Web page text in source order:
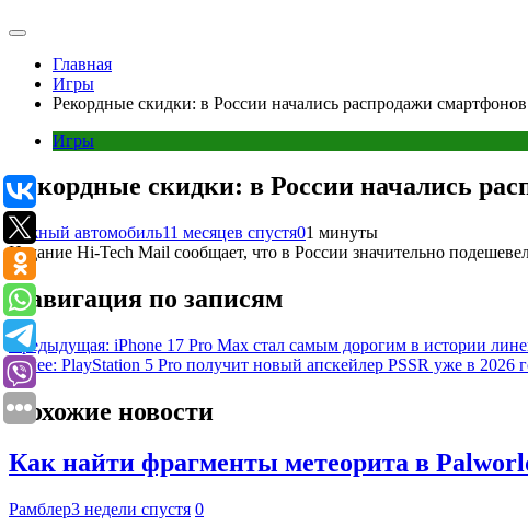
Главная
Игры
Рекордные скидки: в России начались распродажи
Игры
Рекордные скидки: в России начались
Южный автомобиль11 месяцев спустя01 минуты
Издание Hi-Tech Mail сообщает, что в России значительно
Навигация по записям
Предыдущая: iPhone 17 Pro Max стал самым дорогим в истории
Далее: PlayStation 5 Pro получит новый апскейлер PSSR уже в 2026
Похожие новости
Как найти фрагменты метеорита в
Рамблер3 недели спустя 0